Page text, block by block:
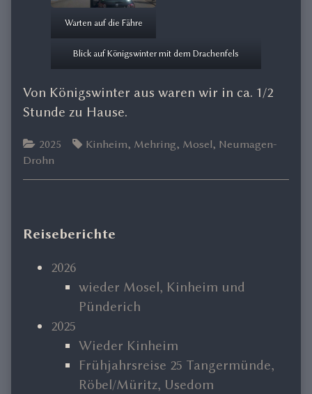
Warten auf die Fähre
Blick auf Königswinter mit dem Drachenfels
Von Königswinter aus waren wir in ca. 1/2
Stunde zu Hause.
Categories
2025 Tags
Kinheim, Mehring, Mosel, Neumagen-
Drohn
Primary
Sidebar
Reiseberichte
2026
wieder Mosel, Kinheim und
Pünderich
2025
Wieder Kinheim
Frühjahrsreise 25 Tangermünde,
Röbel/Müritz, Usedom